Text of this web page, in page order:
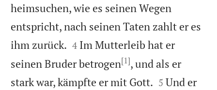
heimsuchen, wie es seinen Wegen
entspricht, nach seinen Taten zahlt er es
ihm zurück. 

4 Im Mutterleib hat er
seinen Bruder betrogen[1], und als er
stark war, kämpfte er mit Gott. 

5 Und er